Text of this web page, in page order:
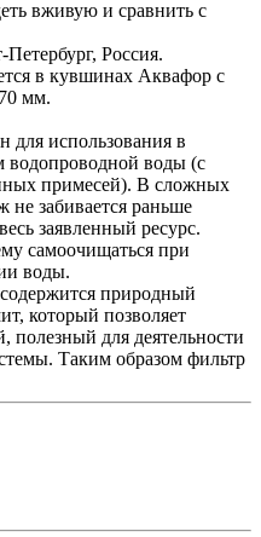
вживую и сравнить с
Россия.
в кувшинах Аквафор с
мм.
для использования в
водопроводной воды (с
примесей). В сложных
не забивается раньше
заявленный ресурс.
самоочищаться при
воды.
природный
который позволяет
полезный для деятельности
Таким образом фильтр